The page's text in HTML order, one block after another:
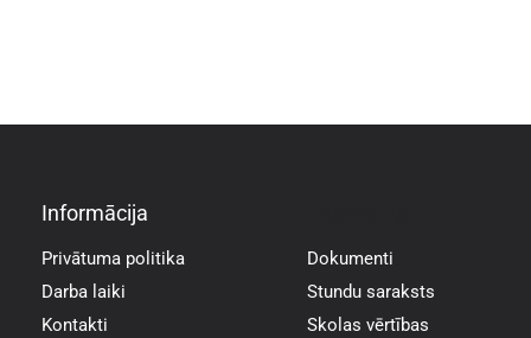
Informācija
Privātuma politika
Darba laiki
Kontakti
Dokumenti
Stundu saraksts
Skolas vērtības